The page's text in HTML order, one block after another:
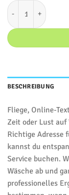
Fliege Menge
BESCHREIBUNG
Fliege, Online-
Zeit oder Lust auf
Richtige Adresse
kannst du
Service buchen.
Wäsche ab und
professionelles